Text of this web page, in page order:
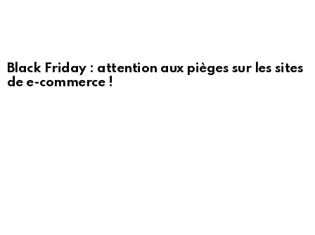
Black Friday : attention aux pièges sur les sites
de e-commerce !